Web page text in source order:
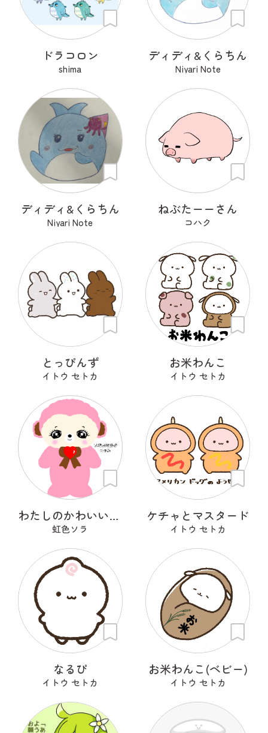
ドラコロン
shima
ディディ&くらちん
Niyari Note
ディディ&くらちん
Niyari Note
ねぶたーーさん
コハク
とっぴんず
イトウ セトカ
お米わんこ
イトウ セトカ
わたしのかわいいせかい
虹色ソラ
ケチャとマスタード
イトウ セトカ
なるぴ
イトウ セトカ
お米わんこ(ベビー)
イトウ セトカ